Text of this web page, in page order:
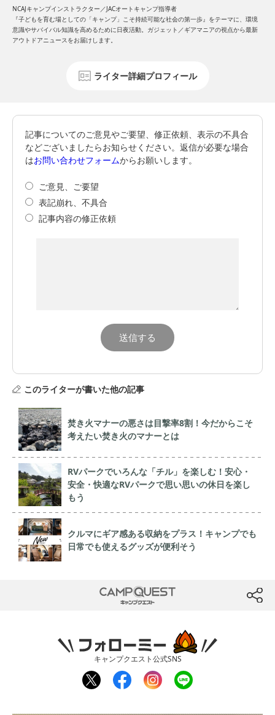
NCAJキャンプインストラクター／JACオートキャンプ指導者
『子どもを育む場としての「キャンプ」こそ持続可能な社会の第一歩』をテーマに、環境
意識やサバイバル知識を高めるために日夜活動。ガジェット／ギアマニアの視点から最新
アウトドアニュースをお届けします。
ライター詳細プロフィール
記事についてのご意見やご要望、修正依頼、表示の不具合
などございましたらお知らせください。返信が必要な場合
はお問い合わせフォームからお願いします。
ご意見、ご要望
表記崩れ、不具合
記事内容の修正依頼
このライターが書いた他の記事
焚き火マナーの悪さは目撃率8割！今だからこそ
考えたい焚き火のマナーとは
RVパークでいろんな「チル」を楽しむ！安心・
安全・快適なRVパークで思い思いの休日を楽し
もう
クルマにギア感ある収納をプラス！キャンプでも
日常でも使えるグッズが便利そう
btn
CAMP QUEST
キャンプクエスト公式SNS
twit
ter
fac
ebo
inst
agr
line